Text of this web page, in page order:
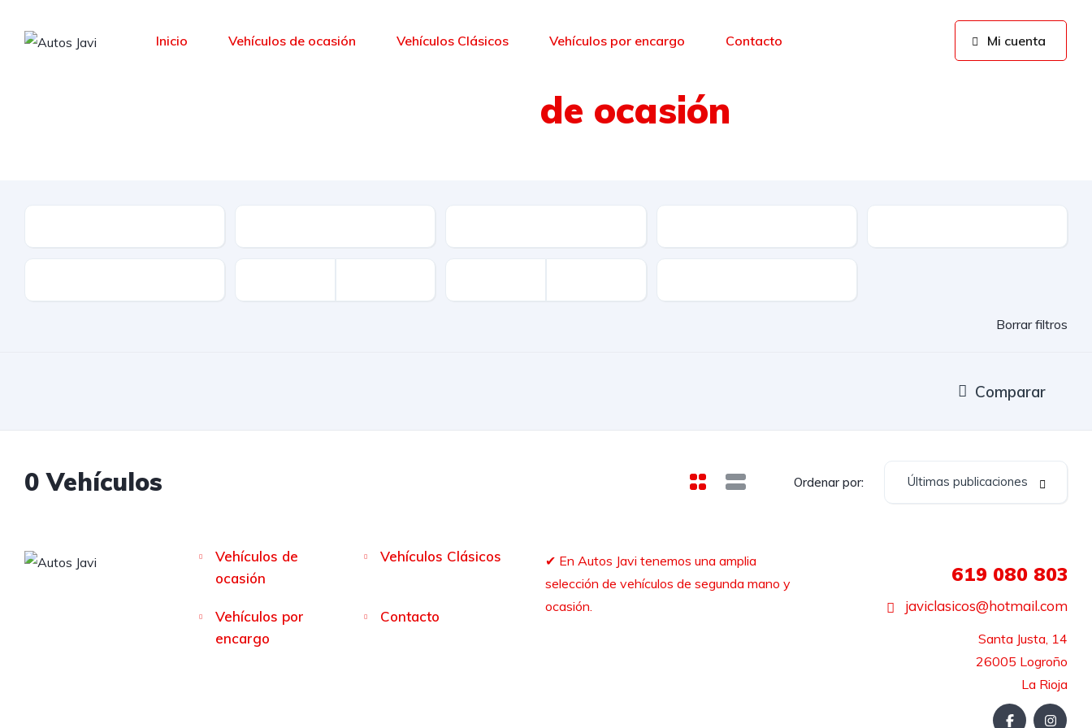
Inicio Vehículos de ocasión Vehículos Clásicos Vehículos por encargo Contacto Mi cuenta
de ocasión
Borrar filtros
Comparar
0 Vehículos Ordenar por: Últimas publicaciones
Vehículos de
ocasión
Vehículos Clásicos
Vehículos por
encargo
Contacto
✔︎ En Autos Javi tenemos una amplia
selección de vehículos de segunda mano y
ocasión.
619 080 803
javiclasicos@hotmail.com
Santa Justa, 14
26005 Logroño
La Rioja